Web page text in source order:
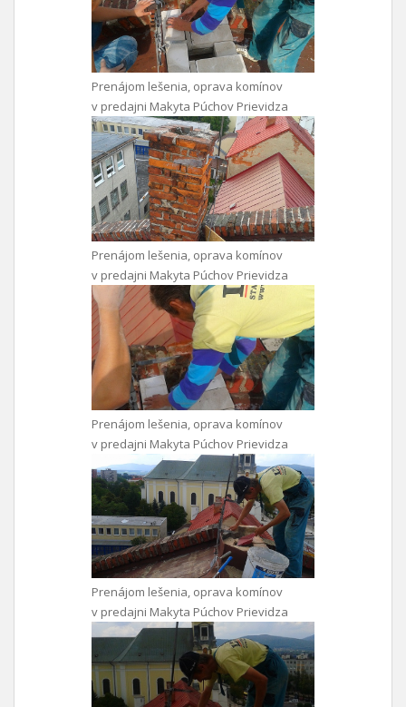
Prenájom lešenia, oprava komínov
v predajni Makyta Púchov Prievidza
Prenájom lešenia, oprava komínov
v predajni Makyta Púchov Prievidza
Prenájom lešenia, oprava komínov
v predajni Makyta Púchov Prievidza
Prenájom lešenia, oprava komínov
v predajni Makyta Púchov Prievidza